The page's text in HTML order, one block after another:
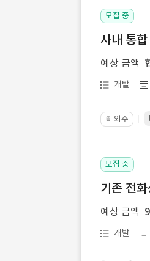
모집 중
사내 통
예상 금액
개발
📔 외주
모집 중
기존 전
예상 금액
개발